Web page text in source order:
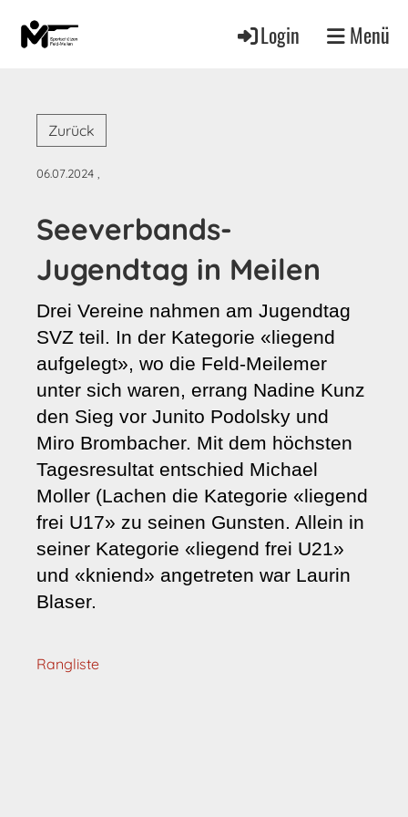
Login Menü
Zurück
06.07.2024
Seeverbands-
Jugendtag in Meilen
Drei Vereine nahmen am Jugendtag
SVZ teil. In der Kategorie «liegend
aufgelegt», wo die Feld-Meilemer
unter sich waren, errang Nadine Kunz
den Sieg vor Junito Podolsky und
Miro Brombacher. Mit dem höchsten
Tagesresultat entschied Michael
Moller (Lachen die Kategorie «liegend
frei U17» zu seinen Gunsten. Allein in
seiner Kategorie «liegend frei U21»
und «kniend» angetreten war Laurin
Blaser.
Rangliste